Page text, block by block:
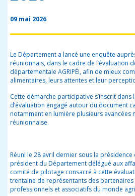
09 mai 2026
Le Département a lancé une enquête
réunionnais, dans le cadre de l’évaluation
départementale AGRIPÉI, afin de mieux
alimentaires, leurs attentes et leur
Cette démarche participative s’inscrit dans
d’évaluation engagé autour du document
notamment en lumière plusieurs avancées
réunionnaise.
Réuni le 28 avril dernier sous la présidence
président du Département délégué aux
comité de pilotage consacré à cette
trentaine de représentants des
professionnels et associatifs du monde